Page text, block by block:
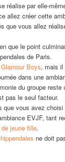
réalise par elle-
allez créer cette
que vous allez
que le point
de Paris.
Glamour Boys, mais il
dans une
du groupe reste
pas le seul facteur.
que vous avez choisi
EVJF, tant
jeune fille.
ne doit